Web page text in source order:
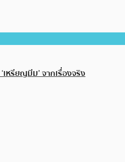
หรียญมีม’ จากเรื่องจริง